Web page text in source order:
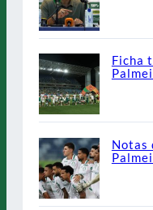
Ficha
Notas